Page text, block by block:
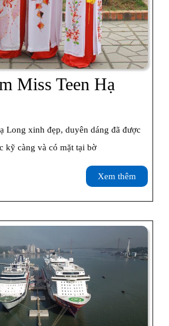
Miss Teen Hạ
Long xinh đẹp, duyên dáng đã được
kỹ càng và có mặt tại bờ
Xem thêm
thêm